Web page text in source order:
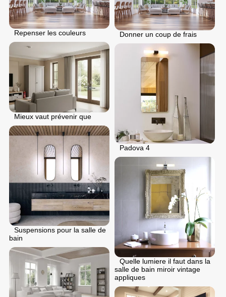
Repenser les couleurs Donner un coup de frais
Mieux vaut prévenir que
Padova 4
Suspensions pour la salle de
bain
Quelle lumiere il faut dans la
salle de bain miroir vintage
appliques